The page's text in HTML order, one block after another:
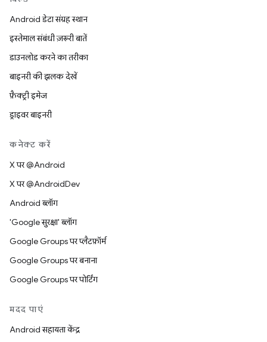
Android डेटा संग्रह स्थान
इस्तेमाल संबंधी ज़रूरी बातें
डाउनलोड करने का तरीका
बाइनरी की झलक देखें
फ़ैक्ट्री इमेज
ड्राइवर बाइनरी
कनेक्ट करें
X पर @Android
X पर @AndroidDev
Android ब्लॉग
'Google सुरक्षा' ब्लॉग
Google Groups पर प्लैटफ़ॉर्म
Google Groups पर बनाना
Google Groups पर पोर्टिंग
मदद पाएं
Android सहायता केंद्र